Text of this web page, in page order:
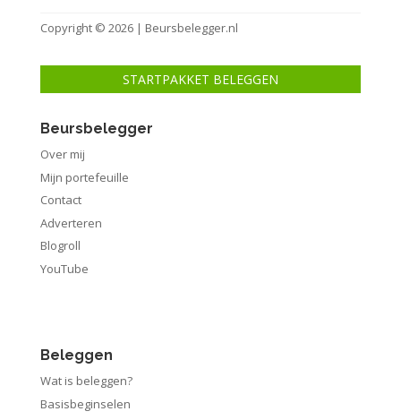
Copyright © 2026 | Beursbelegger.nl
STARTPAKKET BELEGGEN
Beursbelegger
Over mij
Mijn portefeuille
Contact
Adverteren
Blogroll
YouTube
Beleggen
Wat is beleggen?
Basisbeginselen